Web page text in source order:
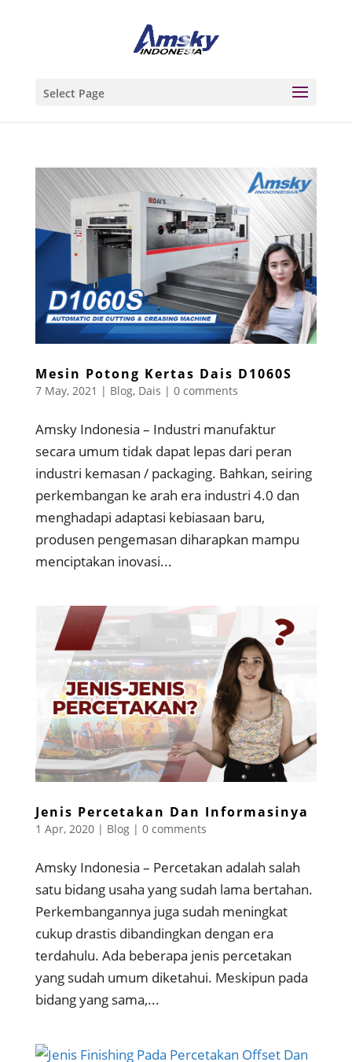
Select Page
Mesin Potong Kertas Dais D1060S
7 May, 2021 | Blog, Dais | 0 comments
Amsky Indonesia – Industri manufaktur
secara umum tidak dapat lepas dari peran
industri kemasan / packaging. Bahkan, seiring
perkembangan ke arah era industri 4.0 dan
menghadapi adaptasi kebiasaan baru,
produsen pengemasan diharapkan mampu
menciptakan inovasi...
Jenis Percetakan Dan Informasinya
1 Apr, 2020| Blog| 0 comments
Amsky Indonesia – Percetakan adalah salah
satu bidang usaha yang sudah lama bertahan.
Perkembangannya juga sudah meningkat
cukup drastis dibandingkan dengan era
terdahulu. Ada beberapa jenis percetakan
yang sudah umum diketahui. Meskipun pada
bidang yang sama,...